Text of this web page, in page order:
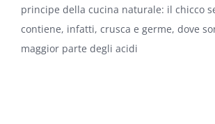
principe della cucina naturale: il chicco
contiene, infatti, crusca e germe, dove
maggior parte degli acidi